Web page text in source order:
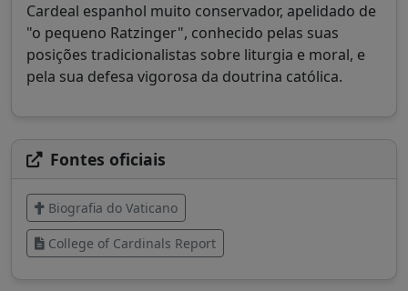
Cardeal espanhol muito conservador, apelidado de
"o pequeno Ratzinger", conhecido pelas suas
posições tradicionalistas sobre liturgia e moral, e
pela sua defesa vigorosa da doutrina católica.
Fontes oficiais
Biografia do Vaticano
College of Cardinals Report